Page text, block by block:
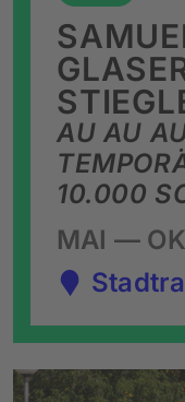
AU AU
10.000
MAI —